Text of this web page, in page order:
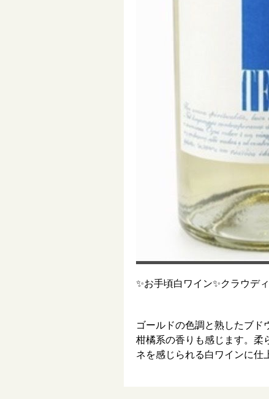
✨お手頃白ワイン✨クラウデ
ゴールドの色調と熟したブド
柑橘系の香りも感じます。柔
ネを感じられる白ワインに仕